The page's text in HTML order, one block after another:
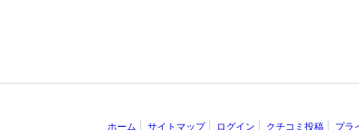
ホーム サイトマップ ログイン クチコミ投稿 プラ